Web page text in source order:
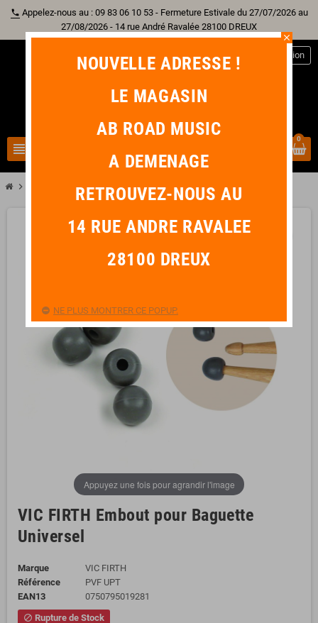
phone Appelez-nous au : 09 83 06 10 53 - Fermeture Estivale du 27/07/2026 au
27/08/2026 - 14 rue André Ravalée 28100 DREUX
view_headline
Connexion
0
chevron_right VIC FIRTH Embout pour Baguette Universel
Appuyez une fois pour agrandir l'image
VIC FIRTH Embout pour Baguette
Universel
Marque
VIC FIRTH
Référence
PVF UPT
EAN13
0750795019281
block Rupture de Stock
close
NOUVELLE ADRESSE !
LE MAGASIN
AB ROAD MUSIC
A DEMENAGE
RETROUVEZ-NOUS AU
14 RUE ANDRE RAVALEE
28100 DREUX
NE PLUS MONTRER CE POPUP.